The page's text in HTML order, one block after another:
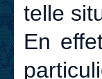
telle
En